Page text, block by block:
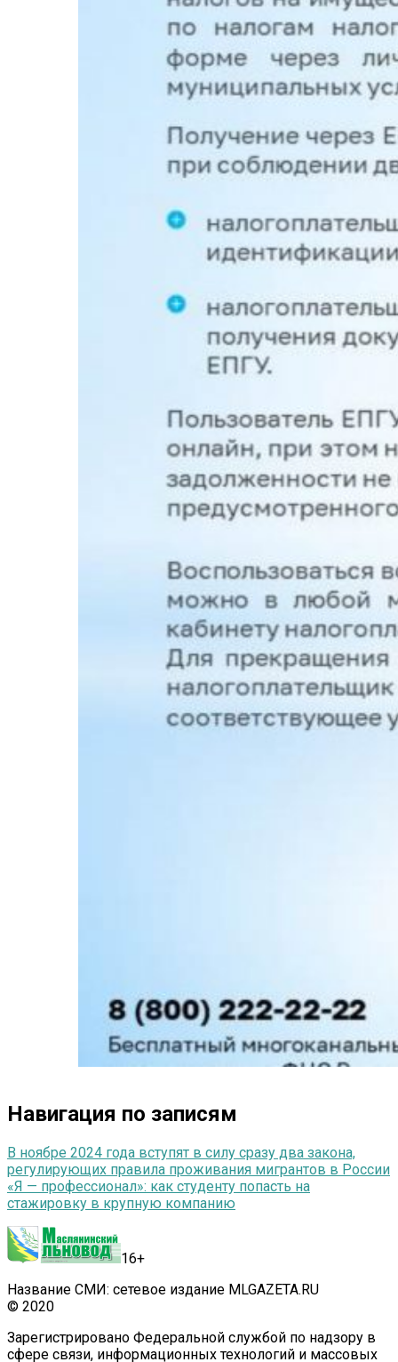
Навигация по записям
В ноябре 2024 года вступят в силу сразу два закона,
регулирующих правила проживания мигрантов в России
«Я — профессионал»: как студенту попасть на
стажировку в крупную компанию
16+
Название СМИ: сетевое издание MLGAZETA.RU
© 2020
Зарегистрировано Федеральной службой по надзору в
сфере связи, информационных технологий и массовых